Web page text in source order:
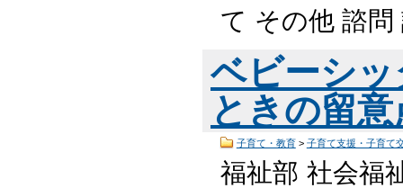
て その他 諮
ベビーシ
ときの留
子育て・教育> 子育て支援・子育て
福祉部 社会福